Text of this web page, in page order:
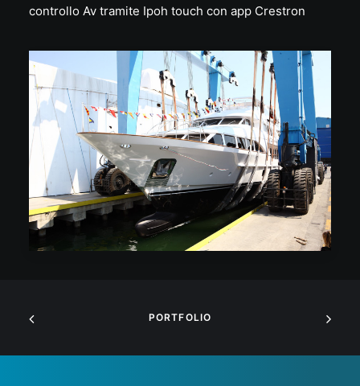
controllo Av tramite Ipoh touch con app Crestron
PORTFOLIO